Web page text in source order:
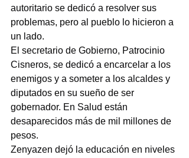
autoritario se dedicó a resolver sus
problemas, pero al pueblo lo hicieron a
un lado.
El secretario de Gobierno, Patrocinio
Cisneros, se dedicó a encarcelar a los
enemigos y a someter a los alcaldes y
diputados en su sueño de ser
gobernador. En Salud están
desaparecidos más de mil millones de
pesos.
Zenyazen dejó la educación en niveles